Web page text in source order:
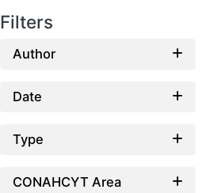
Filters
Author
Date
Type
CONAHCYT Area